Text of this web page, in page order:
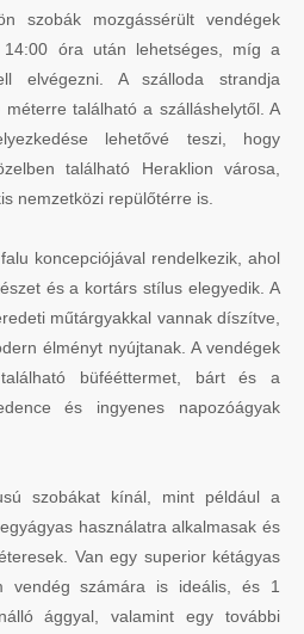
szobák mozgássérült vendégek
14:00 óra után lehetséges, míg a
elvégezni. A szálloda strandja
található a szálláshelytől. A
lehetővé teszi, hogy
található Heraklion városa,
nemzetközi repülőtérre is.
koncepciójával rendelkezik, ahol
és a kortárs stílus elegyedik. A
műtárgyakkal vannak díszítve,
élményt nyújtanak. A vendégek
büfééttermet, bárt és a
és ingyenes napozóágyak
szobákat kínál, mint például a
használatra alkalmasak és
Van egy superior kétágyas
vendég számára is ideális, és 1
ággyal, valamint egy további